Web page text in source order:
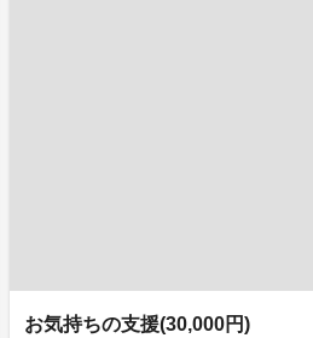
お気持ちの支援(30,000円)